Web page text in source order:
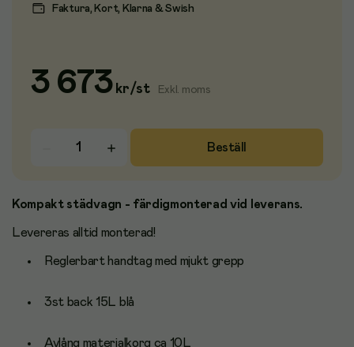
Faktura, Kort, Klarna & Swish
3 673 kr/st Exkl. moms
Beställ
Kompakt städvagn - färdigmonterad vid leverans.
Levereras alltid monterad!
Reglerbart handtag med mjukt grepp
3st back 15L blå
Avlång materialkorg ca 10L